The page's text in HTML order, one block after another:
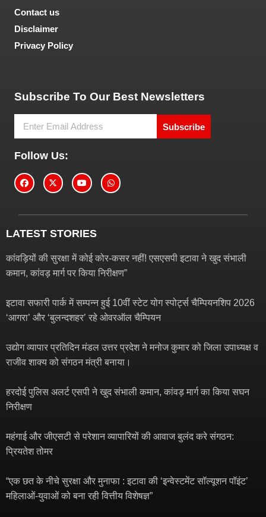
Contact us
Disclaimer
Privacy Policy
Subscribe To Our Best Newsletters
Subscribe
Follow Us:
LATEST STORIES
कांवड़ियों की सुरक्षा में कोई कोर-कसर नहीं! एसएसपी इटावा ने खुद संभाली
कमान, कांवड़ मार्ग पर किया निरीक्षण”
इटावा सफारी पार्क में सम्पन्न हुई 10वीं स्टेट योग स्पोर्ट्स चैम्पियनशिप 2026
‘आगरा’ और ‘बुलन्दशहर’ रहे ओवरऑल चैम्पियन
उद्योग व्यापार प्रतिदिन मंडल उत्तर प्रदेश ने मनोज कुमार को जिला उपाध्यक्ष व
राजीव शाक्य को संगठन मंत्री बनाया।
हरदोई पुलिस अलर्ट एसपी ने खुद संभाली कमान, कांवड़ मार्ग का किया सघन
निरीक्षण
महंगाई और जीएसटी से परेशान व्यापारियों की आवाज बुलंद करे संगठन:
प्रियतेश तोमर
“एक छत के नीचे सुरक्षा और मुनाफा : इटावा की ‘इन्वेस्टमेंट सॉल्यूशन पॉइंट’
महिलाओं-युवाओं को बना रही वित्तीय विशेषज्ञ”